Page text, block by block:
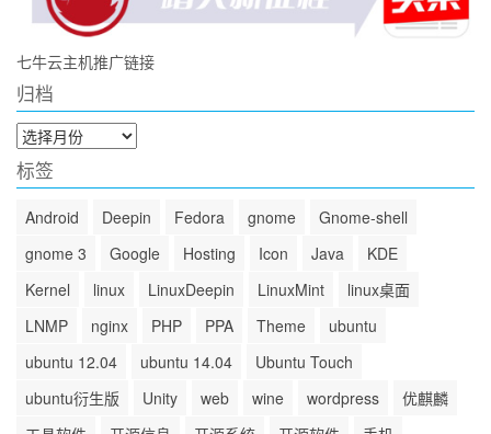
七牛云主机推广链接
归档
归
档
标签
Android Deepin Fedora gnome
Gnome-shell
gnome 3
Google Hosting Icon Java
KDE
Kernel
linux LinuxDeepin LinuxMint
linux桌面
LNMP
nginx PHP PPA Theme
ubuntu
ubuntu 12.04
ubuntu 14.04
Ubuntu Touch
ubuntu衍生版
Unity web wine wordpress
优麒麟